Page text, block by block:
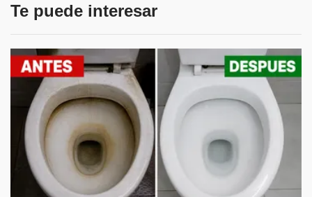
Te puede interesar